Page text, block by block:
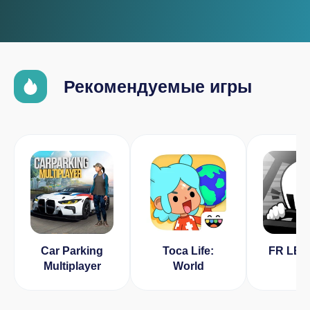
Рекомендуемые игры
Car Parking
Multiplayer
Toca Life:
World
FR